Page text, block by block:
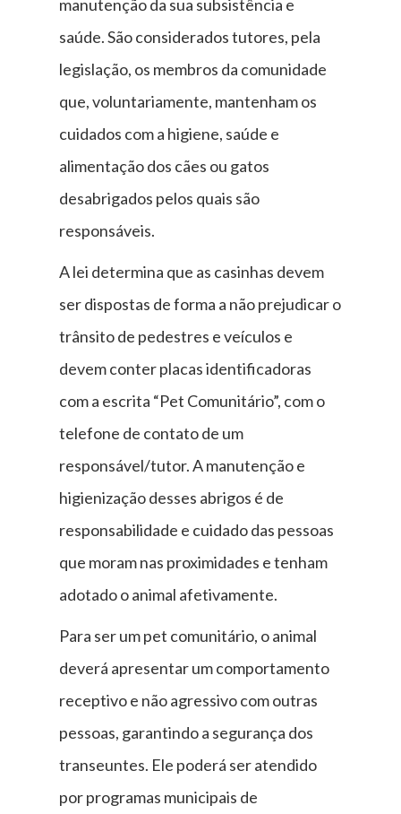
manutenção da sua subsistência e
saúde. São considerados tutores, pela
legislação, os membros da comunidade
que, voluntariamente, mantenham os
cuidados com a higiene, saúde e
alimentação dos cães ou gatos
desabrigados pelos quais são
responsáveis.
A lei determina que as casinhas devem
ser dispostas de forma a não prejudicar o
trânsito de pedestres e veículos e
devem conter placas identificadoras
com a escrita “Pet Comunitário”, com o
telefone de contato de um
responsável/tutor. A manutenção e
higienização desses abrigos é de
responsabilidade e cuidado das pessoas
que moram nas proximidades e tenham
adotado o animal afetivamente.
Para ser um pet comunitário, o animal
deverá apresentar um comportamento
receptivo e não agressivo com outras
pessoas, garantindo a segurança dos
transeuntes. Ele poderá ser atendido
por programas municipais de